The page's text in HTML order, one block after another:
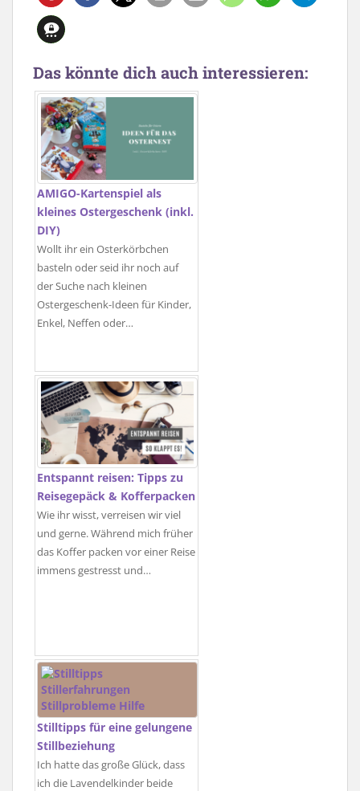
Das könnte dich auch interessieren:
AMIGO-Kartenspiel als
kleines Ostergeschenk (inkl.
DIY)
Wollt ihr ein Osterkörbchen
basteln oder seid ihr noch auf
der Suche nach kleinen
Ostergeschenk-Ideen für Kinder,
Enkel, Neffen oder…
Entspannt reisen: Tipps zu
Reisegepäck & Kofferpacken
Wie ihr wisst, verreisen wir viel
und gerne. Während mich früher
das Koffer packen vor einer Reise
immens gestresst und…
Stilltipps für eine gelungene
Stillbeziehung
Ich hatte das große Glück, dass
ich die Lavendelkinder beide